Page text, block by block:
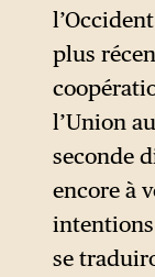
plus
l’Union
seconde
encore à
se